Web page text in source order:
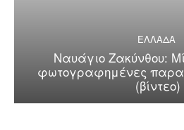
ΕΛΛΑΔΑ
Ναυάγιο Ζακύνθου:
φωτογραφημένες
(βίντεο)